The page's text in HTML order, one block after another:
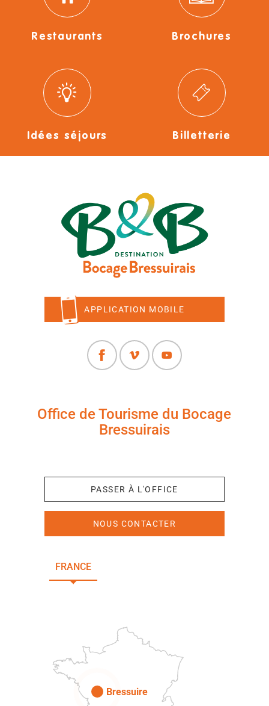
Restaurants Brochures
Idées séjours Billetterie
APPLICATION MOBILE
Office de Tourisme du Bocage
Bressuirais
PASSER À L'OFFICE
NOUS CONTACTER
FRANCE
Bressuire